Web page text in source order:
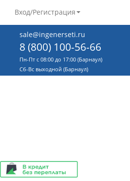
Вход/Регистрация
sale@ingenerseti.ru
8 (800) 100-56-66
Пн-Пт с 08:00 до 17:00 (Барнаул)
Cб-Вс выходной (Барнаул)